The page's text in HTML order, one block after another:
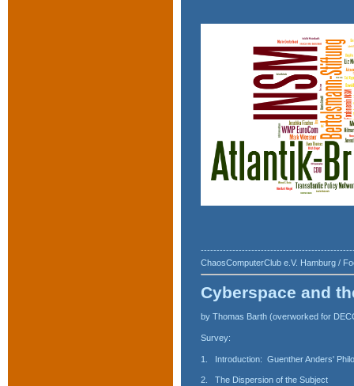
ChaosComputerClub e.V. Hamburg /
Cyberspace and
by Thomas Barth (overworked for
Survey:
1. Introduction: Guenther Anders'
2. The Dispersion of the Subject